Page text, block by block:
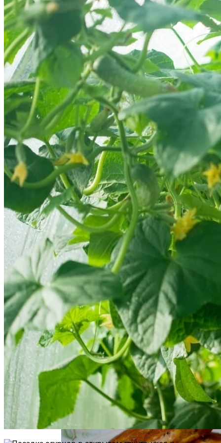
Почему Нельзя Повторно Кипятить
Воду Для Приготовления Чая Или Кофе
Как Повторно Использовать Воду
После Варки Риса
Идеи Для Свиданий: 16 Самых Лучших
Романтических Встреч Для Вас Двоих
Аппаратная Домашняя Косметология С
Помощью Гаджетов: Что Купить На
AliExpress
Мясной Рулет С Соевым Соусом И
Кунжутом
Необычная Пицца Из Слоеного Теста